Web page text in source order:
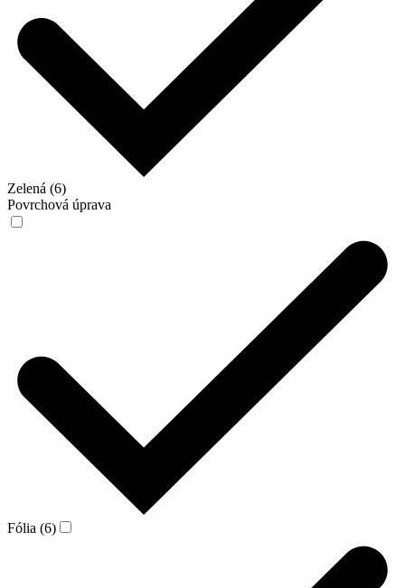
Zelená (6)
Povrchová úprava
Fólia (6)